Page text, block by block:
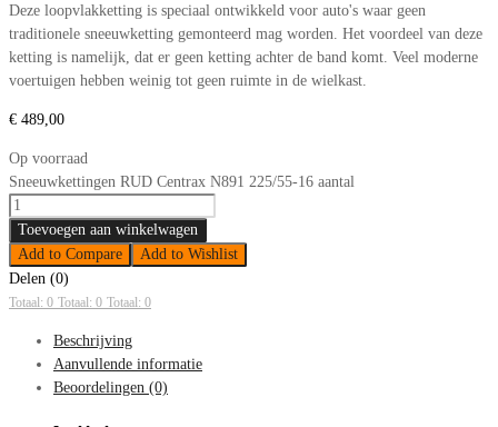
Deze loopvlakketting is speciaal ontwikkeld voor auto's waar geen
traditionele sneeuwketting gemonteerd mag worden. Het voordeel van deze
ketting is namelijk, dat er geen ketting achter de band komt. Veel moderne
voertuigen hebben weinig tot geen ruimte in de wielkast.
€ 489,00
Op voorraad
Sneeuwkettingen RUD Centrax N891 225/55-16 aantal
Toevoegen aan winkelwagen
Add to Compare
Add to Wishlist
Delen (0)
Totaal: 0 Totaal: 0 Totaal: 0
Beschrijving
Aanvullende informatie
Beoordelingen (0)